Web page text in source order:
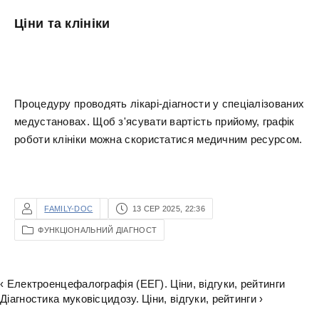
Ціни та клініки
Процедуру проводять лікарі-діагности у спеціалізованих
медустановах. Щоб з'ясувати вартість прийому, графік
роботи клініки можна скористатися медичним ресурсом.
FAMILY-DOC 13 СЕР 2025, 22:36
ФУНКЦІОНАЛЬНИЙ ДІАГНОСТ
‹ Електроенцефалографія (ЕЕГ). Ціни, відгуки, рейтинги
Діагностика муковісцидозу. Ціни, відгуки, рейтинги ›